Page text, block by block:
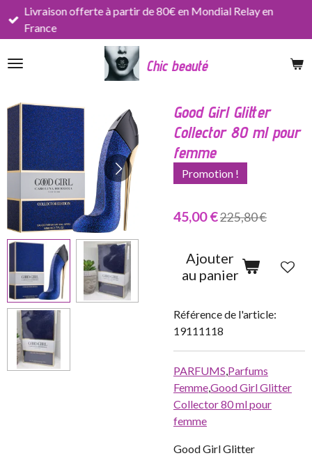
Passer
principal
Chic beauté
Livraison offerte à partir de 80€ en Mondial Relay en
France
Good Girl Glitter
Collector 80 ml pour
femme
Promotion !
45,00 €225,80 €
Ajouter
au panier
Référence de l'article:
19111118
PARFUMS,Parfums
Femme,Good Girl Glitter
Collector 80 ml pour
femme
Good Girl Glitter